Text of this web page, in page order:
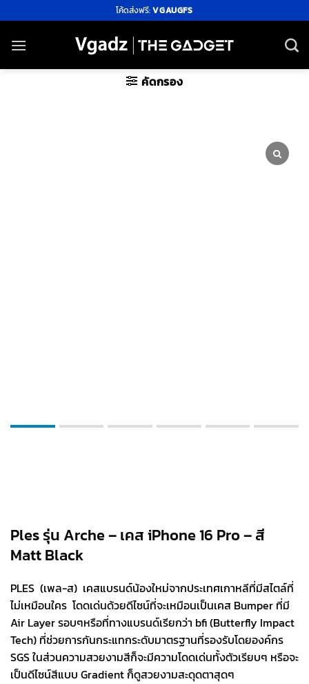
ไป
ยัง
โค้ดส่งฟรี:VGAUGFS
คัดกรอง
Ples รุ่น Arche – เคส iPhone 16 Pro – สี
Matt Black
PLES (เพล-ส) เคสแบรนด์น้องใหม่จากประเทศเกาหลีที่มีสไตล์ที่
ไม่เหมือนใคร โดดเด่นด้วยดีไซน์ที่จะเหมือนเป็นเคส Bumper ที่มี
Air Layer รอบๆหรือที่ทางแบรนด์เรียกว่า bfi (Butterfly Impact
Tech) ที่ช่วยการกันกระแทกระดับมาตรฐานที่รองรับโดยองค์กร
SGS ในส่วนความสวยงามสีก็จะมีความโดดเด่นทั้งตัวเรียบๆ หรือจะ
เป็นดีไซน์สีแบบ Gradient ก็ดูสวยงามสะดุดตาสุดๆ